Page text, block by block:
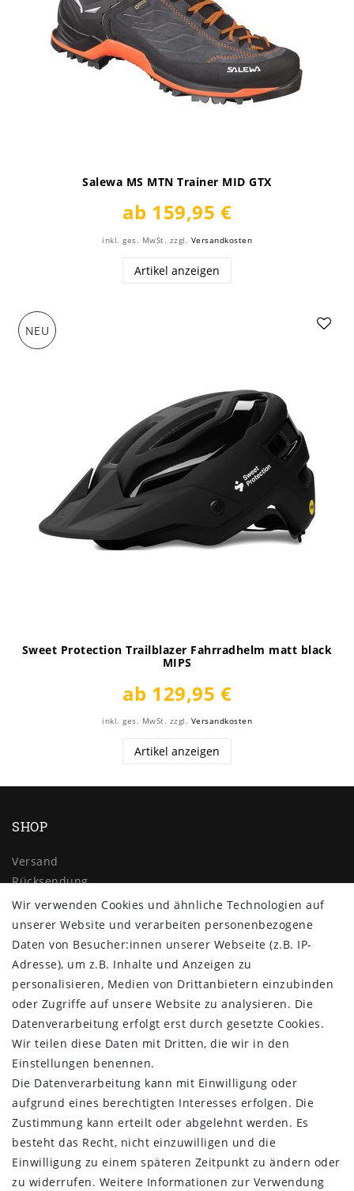
Salewa MS MTN Trainer MID GTX
ab 159,95 €
inkl. ges. MwSt. zzgl. Versandkosten
Artikel anzeigen
NEU
Sweet Protection Trailblazer Fahrradhelm matt black
MIPS
ab 129,95 €
inkl. ges. MwSt. zzgl. Versandkosten
Artikel anzeigen
SHOP
Versand
Rücksendung
Widerrufs­recht
Impressum
Daten­schutz­erklärung
AGB
Kontakt
ZAHLUNG & VERSAND
Wir verwenden Cookies und ähnliche Technologien auf
unserer Website und verarbeiten personenbezogene
Daten von Besucher:innen unserer Webseite (z.B. IP-
Adresse), um z.B. Inhalte und Anzeigen zu
personalisieren, Medien von Drittanbietern einzubinden
oder Zugriffe auf unsere Website zu analysieren. Die
Datenverarbeitung erfolgt erst durch gesetzte Cookies.
Wir teilen diese Daten mit Dritten, die wir in den
Einstellungen benennen.
Die Datenverarbeitung kann mit Einwilligung oder
aufgrund eines berechtigten Interesses erfolgen. Die
Zustimmung kann erteilt oder abgelehnt werden. Es
besteht das Recht, nicht einzuwilligen und die
Einwilligung zu einem späteren Zeitpunkt zu ändern oder
zu widerrufen. Weitere Informationen zur Verwendung